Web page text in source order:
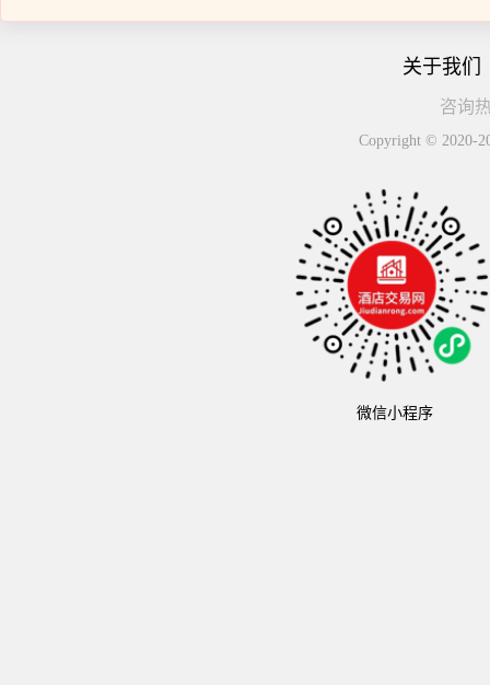
关于我们
咨询
Copyright © 2020-
微信小程序